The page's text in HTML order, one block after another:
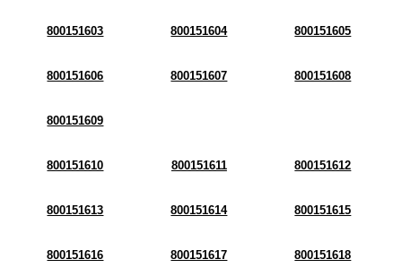
800151603 800151604 800151605
800151606 800151607 800151608
800151609
800151610 800151611 800151612
800151613 800151614 800151615
800151616 800151617 800151618